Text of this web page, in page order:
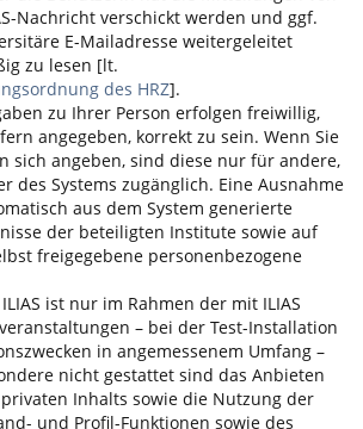
-Nachricht verschickt werden und ggf.
E-Mailadresse weitergeleitet
zu lesen [lt.
des HRZ].
zu Ihrer Person erfolgen freiwillig,
angegeben, korrekt zu sein. Wenn Sie
sich angeben, sind diese nur für andere,
des Systems zugänglich. Eine Ausnahme
aus dem System generierte
der beteiligten Institute sowie auf
freigegebene personenbezogene
ILIAS ist nur im Rahmen der mit ILIAS
– bei der Test-Installation
in angemessenem Umfang –
nicht gestattet sind das Anbieten
Inhalts sowie die Nutzung der
und Profil-Funktionen sowie des